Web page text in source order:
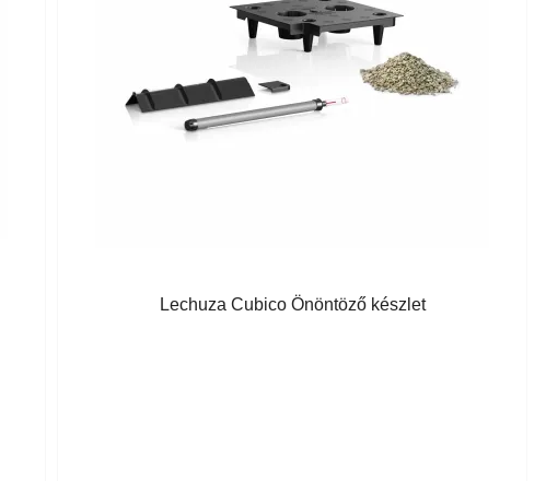
Lechuza Cubico Önöntöző készlet